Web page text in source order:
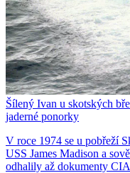
Šílený Ivan u skotských
jaderné ponorky
V roce 1974 se u pobřeží
USS James Madison a
odhalily až dokumenty